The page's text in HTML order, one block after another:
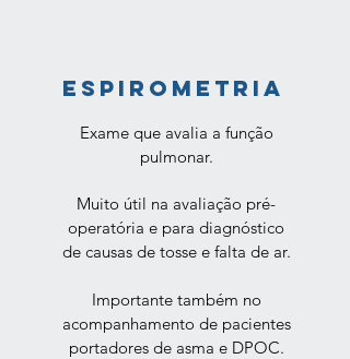
ESPIROMETRIA
Exame que avalia a função
pulmonar.
Muito útil na avaliação pré-
operatória e para diagnóstico
de causas de tosse e falta de ar.
Importante também no
acompanhamento de pacientes
portadores de asma e DPOC.